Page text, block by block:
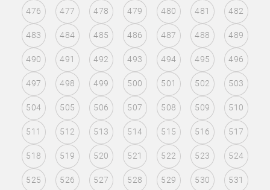
476 477 478 479 480 481 482
483 484 485 486 487 488 489
490 491 492 493 494 495 496
497 498 499 500 501 502 503
504 505 506 507 508 509 510
511 512 513 514 515 516 517
518 519 520 521 522 523 524
525 526 527 528 529 530 531